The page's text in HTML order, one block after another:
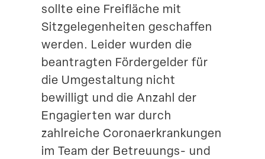
sollte eine Freifläche mit
Sitzge­le­gen­heiten geschaffen
werden. Leider wurden die
beantragten Förder­gelder für
die Umgestaltung nicht
bewilligt und die Anzahl der
Engagierten war durch
zahlreiche Corona­er­kran­kungen
im Team der Betreuungs- und